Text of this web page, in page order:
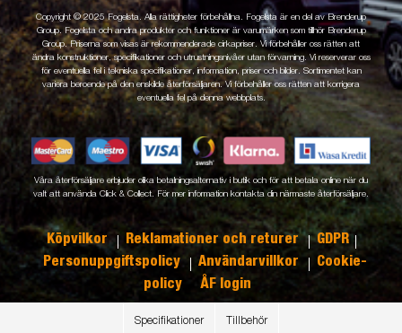
Specifikationer Tillbehör
Copyright © 2025 Fogelsta. Alla rättigheter förbehållna. Fogelsta är en del av Brenderup
Group. Fogelsta och andra produkter och funktioner är varumärken som tillhör Brenderup
Group. Priserna som visas är rekommenderade cirkapriser. Vi förbehåller oss rätten att
ändra konstruktioner, specifikationer och utrustningsnivåer utan förvarning. Vi reserverar oss
för eventuella fel i tekniska specifikationer, information, priser och bilder. Sortimentet kan
variera beroende på den enskilde återförsäljaren. Vi förbehåller oss rätten att korrigera
eventuella fel på denna webbplats.
Våra återförsäljare erbjuder olika betalningsalternativ i butik och för att betala online när du
valt att använda Click & Collect. För mer information kontakta din närmaste återförsäljare.
Köpvilkor Reklamationer och returer
GDPR
Personuppgiftspolicy
Användarvillkor
Cookie-
policy
ÅF login